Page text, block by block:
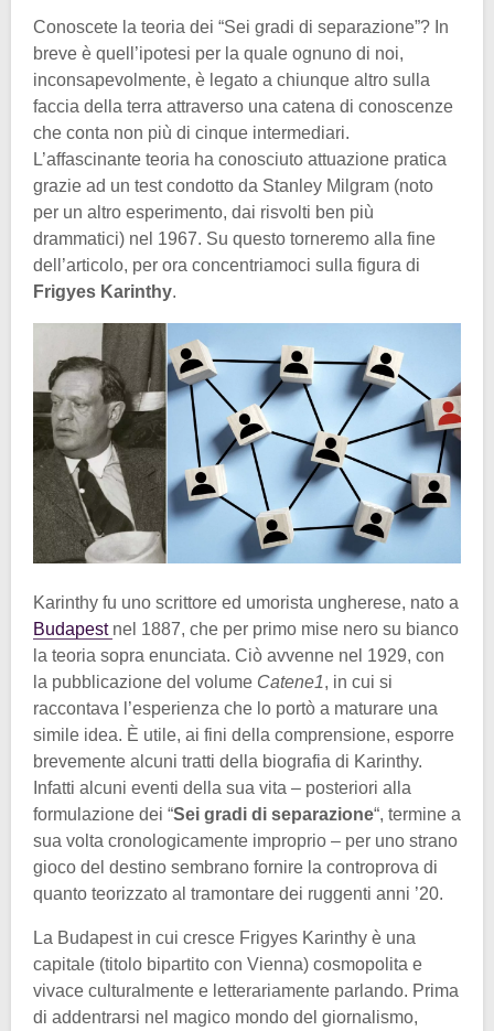
Conoscete la teoria dei “Sei gradi di separazione”? In
breve è quell’ipotesi per la quale ognuno di noi,
inconsapevolmente, è legato a chiunque altro sulla
faccia della terra attraverso una catena di conoscenze
che conta non più di cinque intermediari.
L’affascinante teoria ha conosciuto attuazione pratica
grazie ad un test condotto da Stanley Milgram (noto
per un altro esperimento, dai risvolti ben più
drammatici) nel 1967. Su questo torneremo alla fine
dell’articolo, per ora concentriamoci sulla figura di
Frigyes Karinthy.
Karinthy fu uno scrittore ed umorista ungherese, nato a
Budapest nel 1887, che per primo mise nero su bianco
la teoria sopra enunciata. Ciò avvenne nel 1929, con
la pubblicazione del volume Catene1, in cui si
raccontava l’esperienza che lo portò a maturare una
simile idea. È utile, ai fini della comprensione, esporre
brevemente alcuni tratti della biografia di Karinthy.
Infatti alcuni eventi della sua vita – posteriori alla
formulazione dei “Sei gradi di separazione“, termine a
sua volta cronologicamente improprio – per uno strano
gioco del destino sembrano fornire la controprova di
quanto teorizzato al tramontare dei ruggenti anni ’20.
La Budapest in cui cresce Frigyes Karinthy è una
capitale (titolo bipartito con Vienna) cosmopolita e
vivace culturalmente e letterariamente parlando. Prima
di addentrarsi nel magico mondo del giornalismo,